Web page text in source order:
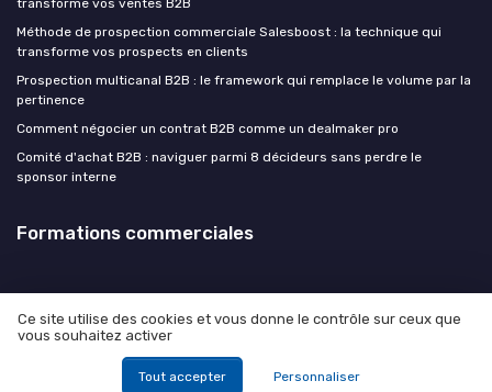
Méthode de prospection commerciale Salesboost : la technique qui
transforme vos prospects en clients
Prospection multicanal B2B : le framework qui remplace le volume par la
pertinence
Comment négocier un contrat B2B comme un dealmaker pro
Comité d'achat B2B : naviguer parmi 8 décideurs sans perdre le
sponsor interne
Formations commerciales
Mentions légales
© Formations commerciales 2026
Ce site utilise des cookies et vous donne le contrôle sur ceux que
vous souhaitez activer
Tout accepter Personnaliser